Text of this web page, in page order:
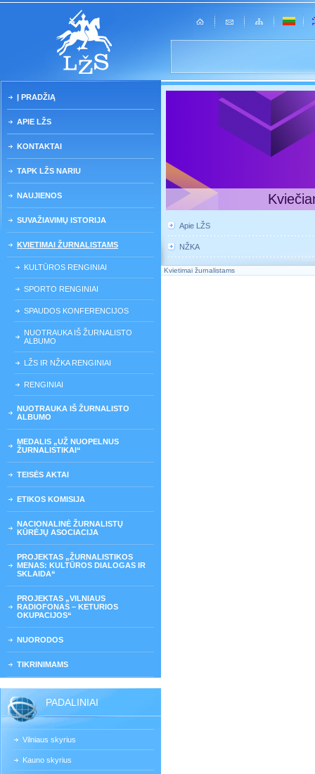
Į PRADŽIĄ
APIE LŽS
KONTAKTAI
TAPK LŽS NARIU
NAUJIENOS
SUVAŽIAVIMŲ ISTORIJA
KVIETIMAI ŽURNALISTAMS
KULTŪROS RENGINIAI
SPORTO RENGINIAI
SPAUDOS KONFERENCIJOS
NUOTRAUKA IŠ ŽURNALISTO
ALBUMO
LŽS IR NŽKA RENGINIAI
RENGINIAI
NUOTRAUKA IŠ ŽURNALISTO
ALBUMO
MEDALIS „UŽ NUOPELNUS
ŽURNALISTIKAI“
TEISĖS AKTAI
ETIKOS KOMISIJA
NACIONALINĖ ŽURNALISTŲ
KŪRĖJŲ ASOCIACIJA
PROJEKTAS „ŽURNALISTIKOS
MENAS: KULTŪROS DIALOGAS IR
SKLAIDA“
PROJEKTAS „VILNIAUS
RADIOFONAS – KETURIOS
OKUPACIJOS“
NUORODOS
TIKRINIMAMS
PADALINIAI
Vilniaus skyrius
Kauno skyrius
Apie LŽS
NŽKA
Kvietimai žurnalistams